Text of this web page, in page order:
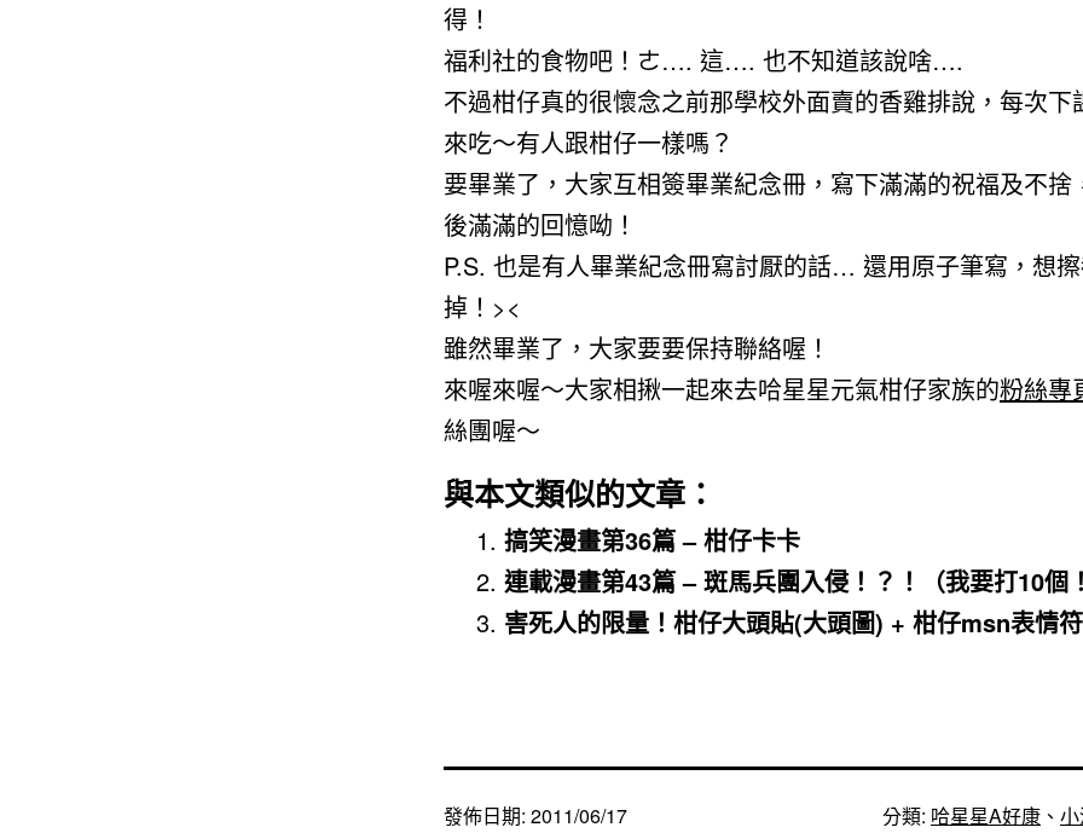
得！
福利社的食物吧！ㄜ…. 這…. 也不知道該說啥….
不過柑仔真的很懷念之前那學校外面賣的香雞排說，每次下
來吃～有人跟柑仔一樣嗎？
要畢業了，大家互相簽畢業紀念冊，寫下滿滿的祝福及不捨
後滿滿的回憶呦！
P.S. 也是有人畢業紀念冊寫討厭的話… 還用原子筆寫，想
掉！><
雖然畢業了，大家要要保持聯絡喔！
來喔來喔～大家相揪一起來去哈星星元氣柑仔家族的粉絲專
絲團喔～
與本文類似的文章：
搞笑漫畫第36篇 – 柑仔卡卡
連載漫畫第43篇 – 斑馬兵團入侵！？！（我要打10個
害死人的限量！柑仔大頭貼(大頭圖) + 柑仔msn表情
發佈日期: 2011/06/17
分類: 哈星星A好康 、